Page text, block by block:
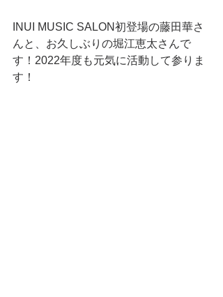
INUI MUSIC SALON初登場の藤田華さ
んと、お久しぶりの堀江恵太さんで
す！2022年度も元気に活動して参りま
す！